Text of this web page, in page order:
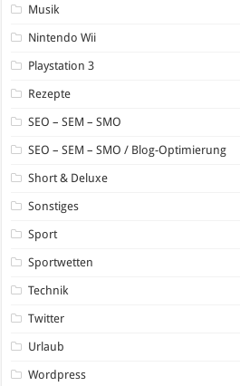
Musik
Nintendo Wii
Playstation 3
Rezepte
SEO – SEM – SMO
SEO – SEM – SMO / Blog-Optimierung
Short & Deluxe
Sonstiges
Sport
Sportwetten
Technik
Twitter
Urlaub
Wordpress